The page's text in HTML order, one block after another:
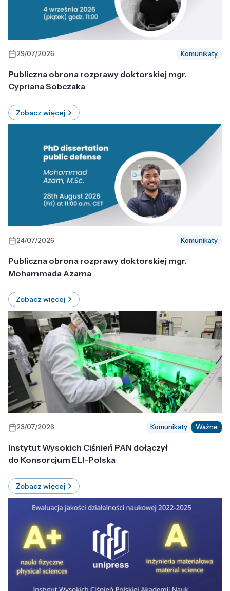
29/07/2026 Komunikaty
Publiczna obrona rozprawy doktorskiej mgr.
Cypriana Sobczaka
Zobacz więcej
24/07/2026 Komunikaty
Publiczna obrona rozprawy doktorskiej mgr.
Mohammada Azama
Zobacz więcej
23/07/2026 Komunikaty Ważne
Instytut Wysokich Ciśnień PAN dołączył
do Konsorcjum ELI-Polska
Zobacz więcej